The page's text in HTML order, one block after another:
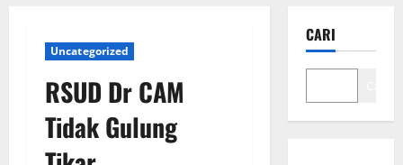
Uncategorized
RSUD Dr CAM
Tidak Gulung
CARI